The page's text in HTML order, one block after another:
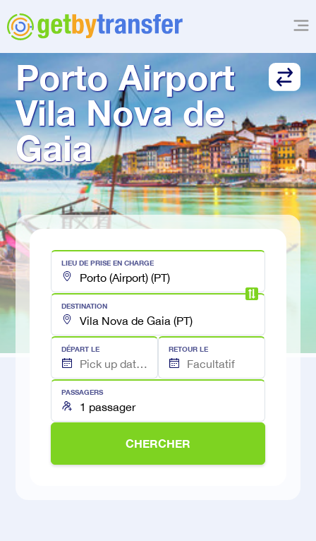
TRANSFERT DE
Porto Airport
Vila Nova de
Gaia
LIEU DE PRISE EN CHARGE
DESTINATION
DÉPART LE RETOUR LE
PASSAGERS
CHERCHER